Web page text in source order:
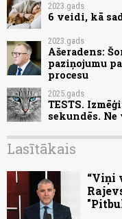
2023.gads
6 veidi, kā
2023.gads
Ašeradens:
paziņojumu
procesu
2025.gads
TESTS.
sekundēs.
Lasītākais
“Viņi